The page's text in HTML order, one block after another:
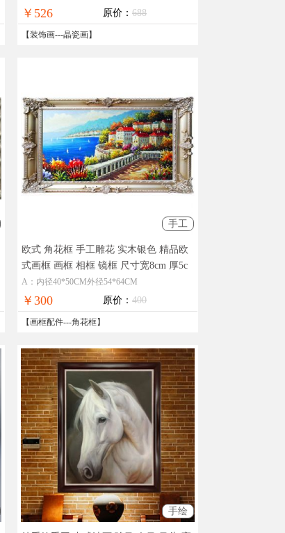
￥526 原价： 688
【装饰画---晶瓷画】
手工
欧式 角花框 手工雕花 实木银色 精品欧
式画框 画框 相框 镜框 尺寸宽8cm 厚5c
m
工厂直销 品质优良 退换无优 手工打
造
A：内径40*50CM外径54*64CM
￥300 原价： 400
【画框配件---角花框】
手绘